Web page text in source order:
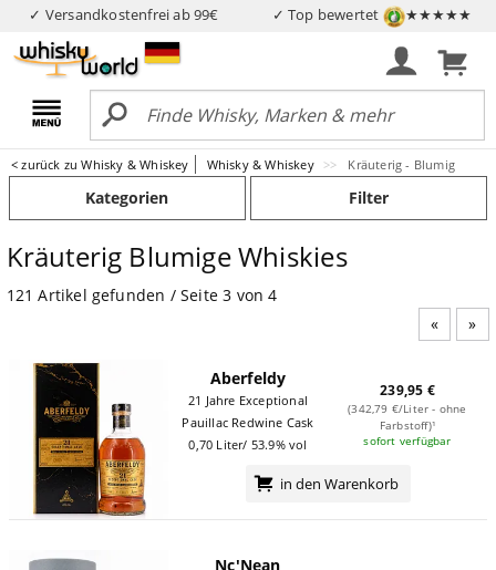
✓ Versandkostenfrei ab 99€ ✓ Top bewertet ★★★★★
< zurück zu Whisky & Whiskey Whisky & Whiskey Kräuterig - Blumig
Kategorien Filter
Kräuterig Blumige Whiskies
121 Artikel gefunden / Seite 3 von 4
Aberfeldy
21 Jahre Exceptional
Pauillac Redwine Cask
0,70 Liter/ 53.9% vol
239,95 €
(342,79 €/Liter - ohne
Farbstoff)¹
sofort verfügbar
in den Warenkorb
Nc'Nean